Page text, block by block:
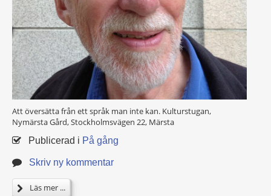
Att översätta från ett språk man inte kan. Kulturstugan,
Nymärsta Gård, Stockholmsvägen 22, Märsta
Publicerad i På gång
Skriv ny kommentar
Läs mer ...